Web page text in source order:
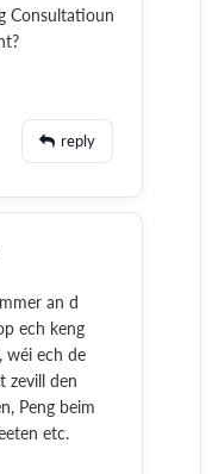
Consultatioun
reply
an d
ech keng
wéi ech de
zevill den
Peng beim
etc.